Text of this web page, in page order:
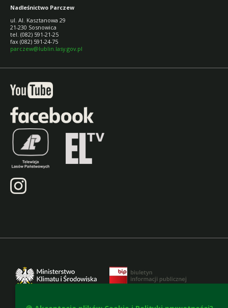
Nadleśnictwo Parczew
ul. Al. Kasztanowa 29
21-230 Sosnowica
tel. (082) 591-21-25
fax (082) 591-24-75
parczew@lublin.lasy.gov.pl